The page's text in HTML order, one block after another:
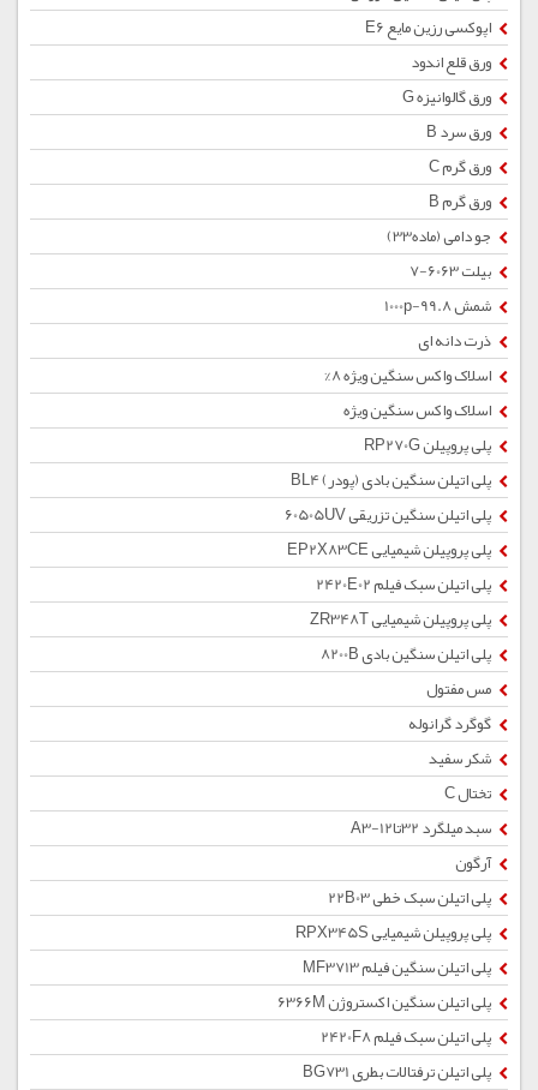
اپوکسی رزین مایع E6
ورق قلع اندود
ورق گالوانیزه G
ورق سرد B
ورق گرم C
ورق گرم B
جو دامی (ماده33)
بیلت 6063-7
شمش 1000p-99.8
ذرت دانه ای
اسلاک واکس سنگین ویژه 8%
اسلاک واکس سنگین ویژه
پلی پروپیلن RP270G
پلی اتیلن سنگین بادی (پودر) BL4
پلی اتیلن سنگین تزریقی 60505UV
پلی پروپیلن شیمیایی EP2X83CE
پلی اتیلن سبک فیلم 2420E02
پلی پروپیلن شیمیایی ZR348T
پلی اتیلن سنگین بادی 8200B
مس مفتول
گوگرد گرانوله
شکر سفید
تختال C
سبد میلگرد 32تا12-A3
آرگون
پلی اتیلن سبک خطی 22B03
پلی پروپیلن شیمیایی RPX345S
پلی اتیلن سنگین فیلم MF3713
پلی اتیلن سنگین اکستروژن 6366M
پلی اتیلن سبک فیلم 2420F8
پلی اتیلن ترفتالات بطری BG731